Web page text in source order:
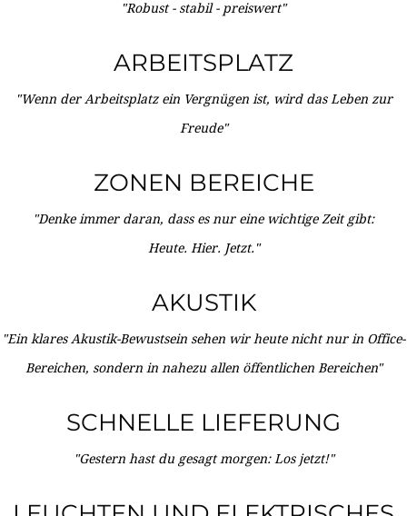
"Robust - stabil - preiswert"
ARBEITSPLATZ
"Wenn der Arbeitsplatz ein Vergnügen ist, wird das Leben zur
Freude"
ZONEN BEREICHE
"Denke immer daran, dass es nur eine wichtige Zeit gibt:
Heute. Hier. Jetzt."
AKUSTIK
"Ein klares Akustik-Bewustsein sehen wir heute nicht nur in Office-
Bereichen, sondern in nahezu allen öffentlichen Bereichen"
SCHNELLE LIEFERUNG
"Gestern hast du gesagt morgen: Los jetzt!"